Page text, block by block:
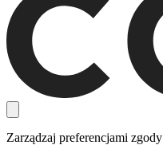
Zarządzaj preferencjami zgody